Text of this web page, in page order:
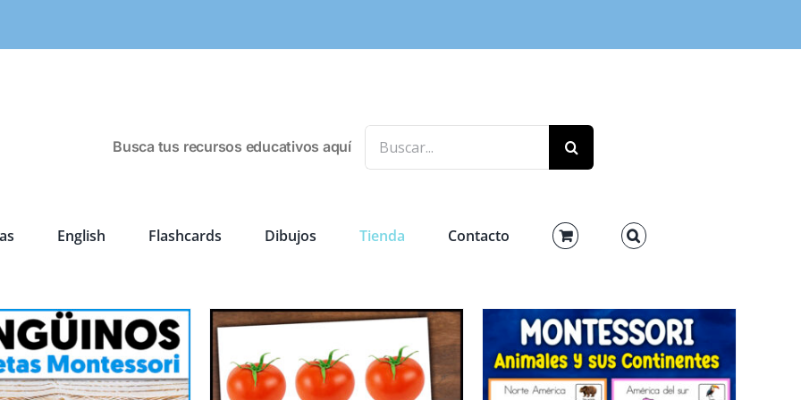
Busca tus recursos educativos aquí
English Flashcards Dibujos Tienda Contacto